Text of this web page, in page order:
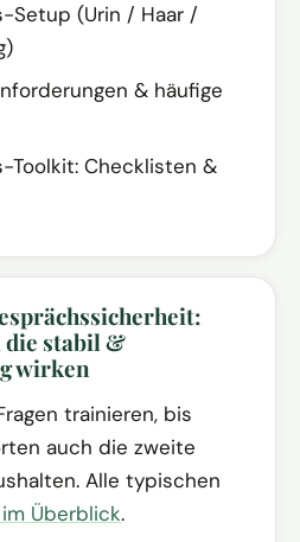
Setup (Urin / Haar /
& häufige
Toolkit: Checklisten &
stabil &
wirken
trainieren, bis
auch die zweite
Alle typischen
Überblick.